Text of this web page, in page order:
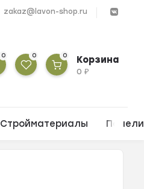
zakaz@lavon-shop.ru
0 0 0 Корзина
0₽
Стройматериалы